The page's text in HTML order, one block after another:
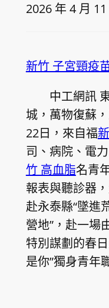
2026 年 4 月 11
新竹 子宮頸疫
中工網訊
城，萬物復蘇
22日，來自福
司、病院、電
竹 高血脂名青
報表與聽診器
赴永泰縣“墜進
營地”，赴一場
特別謀劃的春
是你”獨身青年